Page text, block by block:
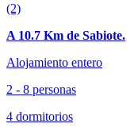
(2)
A 10.7 Km de Sabiote.
Alojamiento entero
2 - 8 personas
4 dormitorios